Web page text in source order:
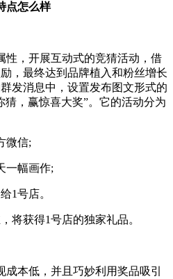
怎么样
，开展互动式的竞猜活动，借
，最终达到品牌植入和粉丝增长
发消息中，设置发布图文形式的
猜，赢惊喜大奖”。它的活动分为
微信;
幅画作;
1号店。
获得1号店的独家礼品。
本低，并且巧妙利用奖品吸引